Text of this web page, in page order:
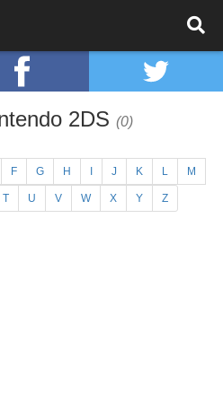
2DS (0)
F G H J K L M
T U V W X Y Z